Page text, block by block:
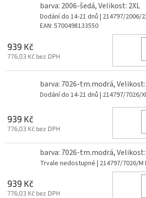
barva: 2006-šedá, Velikost: 2XL
Dodání do 14-21 dnů | 214797/2006/
EAN: 5700498133550
939 Kč
776,03 Kč bez DPH
barva: 7026-tm.modrá, Velikost:
Dodání do 14-21 dnů | 214797/7026/
939 Kč
776,03 Kč bez DPH
barva: 7026-tm.modrá, Velikost:
Trvale nedostupné | 214797/7026/M
939 Kč
776,03 Kč bez DPH